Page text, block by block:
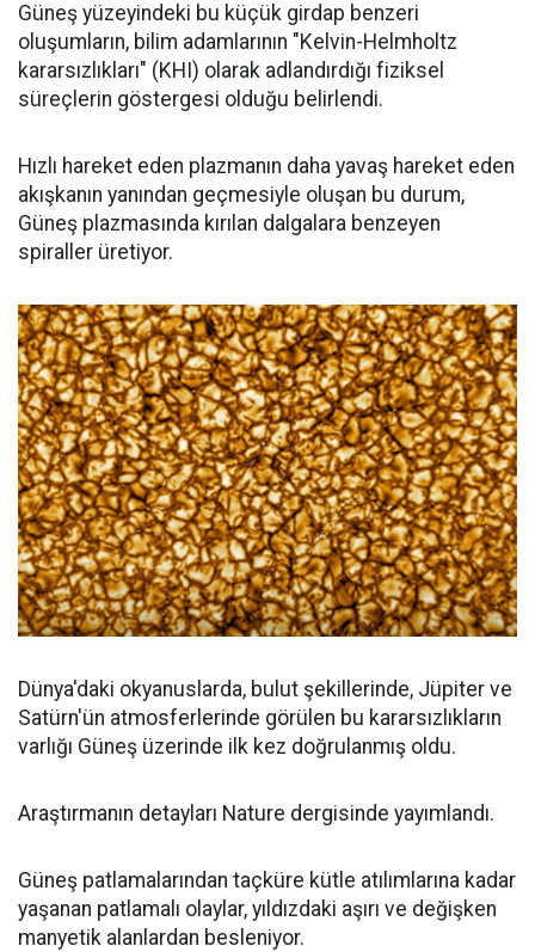
Güneş yüzeyindeki bu küçük girdap benzeri
oluşumların, bilim adamlarının "Kelvin-Helmholtz
kararsızlıkları" (KHI) olarak adlandırdığı fiziksel
süreçlerin göstergesi olduğu belirlendi.
Hızlı hareket eden plazmanın daha yavaş hareket eden
akışkanın yanından geçmesiyle oluşan bu durum,
Güneş plazmasında kırılan dalgalara benzeyen
spiraller üretiyor.
Dünya'daki okyanuslarda, bulut şekillerinde, Jüpiter ve
Satürn'ün atmosferlerinde görülen bu kararsızlıkların
varlığı Güneş üzerinde ilk kez doğrulanmış oldu.
Araştırmanın detayları Nature dergisinde yayımlandı.
Güneş patlamalarından taçküre kütle atılımlarına kadar
yaşanan patlamalı olaylar, yıldızdaki aşırı ve değişken
manyetik alanlardan besleniyor.